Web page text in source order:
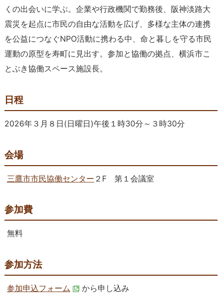
くの出会いに学ぶ。企業や行政機関で勤務後、阪神淡路大
震災を起点に市民の自由な活動を広げ、多様な主体の連携
を公益につなぐNPO活動に携わる中、命と暮しを守る市民
運動の原型を寿町に見出す。参加と協働の拠点、横浜市こ
とぶき協働スペース施設長。
日程
2026年３月８日(日曜日)午後１時30分～３時30分
会場
三鷹市市民協働センター ２F 第１会議室
参加費
無料
参加方法
参加申込フォーム から申し込み